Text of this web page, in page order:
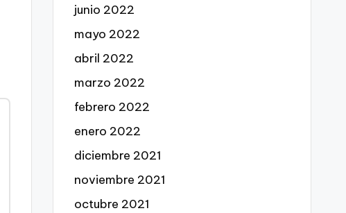
junio 2022
mayo 2022
abril 2022
marzo 2022
febrero 2022
enero 2022
diciembre 2021
noviembre 2021
octubre 2021